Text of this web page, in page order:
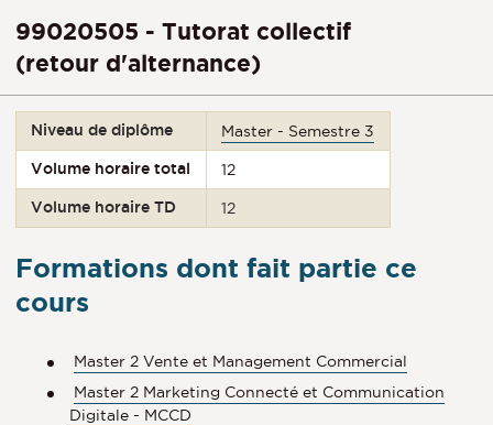
99020505 - Tutorat collectif
(retour d'alternance)
Niveau de diplôme Master - Semestre 3
Volume horaire total 12
Volume horaire TD 12
Formations dont fait partie ce
cours
Master 2 Vente et Management Commercial
Master 2 Marketing Connecté et Communication
Digitale - MCCD